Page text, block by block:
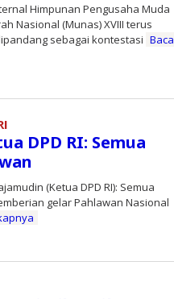
Himpunan Pengusaha Muda
Nasional (Munas) XVIII terus
sebagai kontestasi Baca
DPD RI: Semua
(Ketua DPD RI): Semua
gelar Pahlawan Nasional